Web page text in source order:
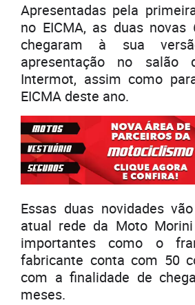
Apresentadas pela
no EICMA, as duas novas
chegaram à sua
apresentação no salão
Intermot, assim como
EICMA deste ano.
Essas duas novidades
atual rede da Moto
importantes como o
fabricante conta com 50
com a finalidade de
meses.